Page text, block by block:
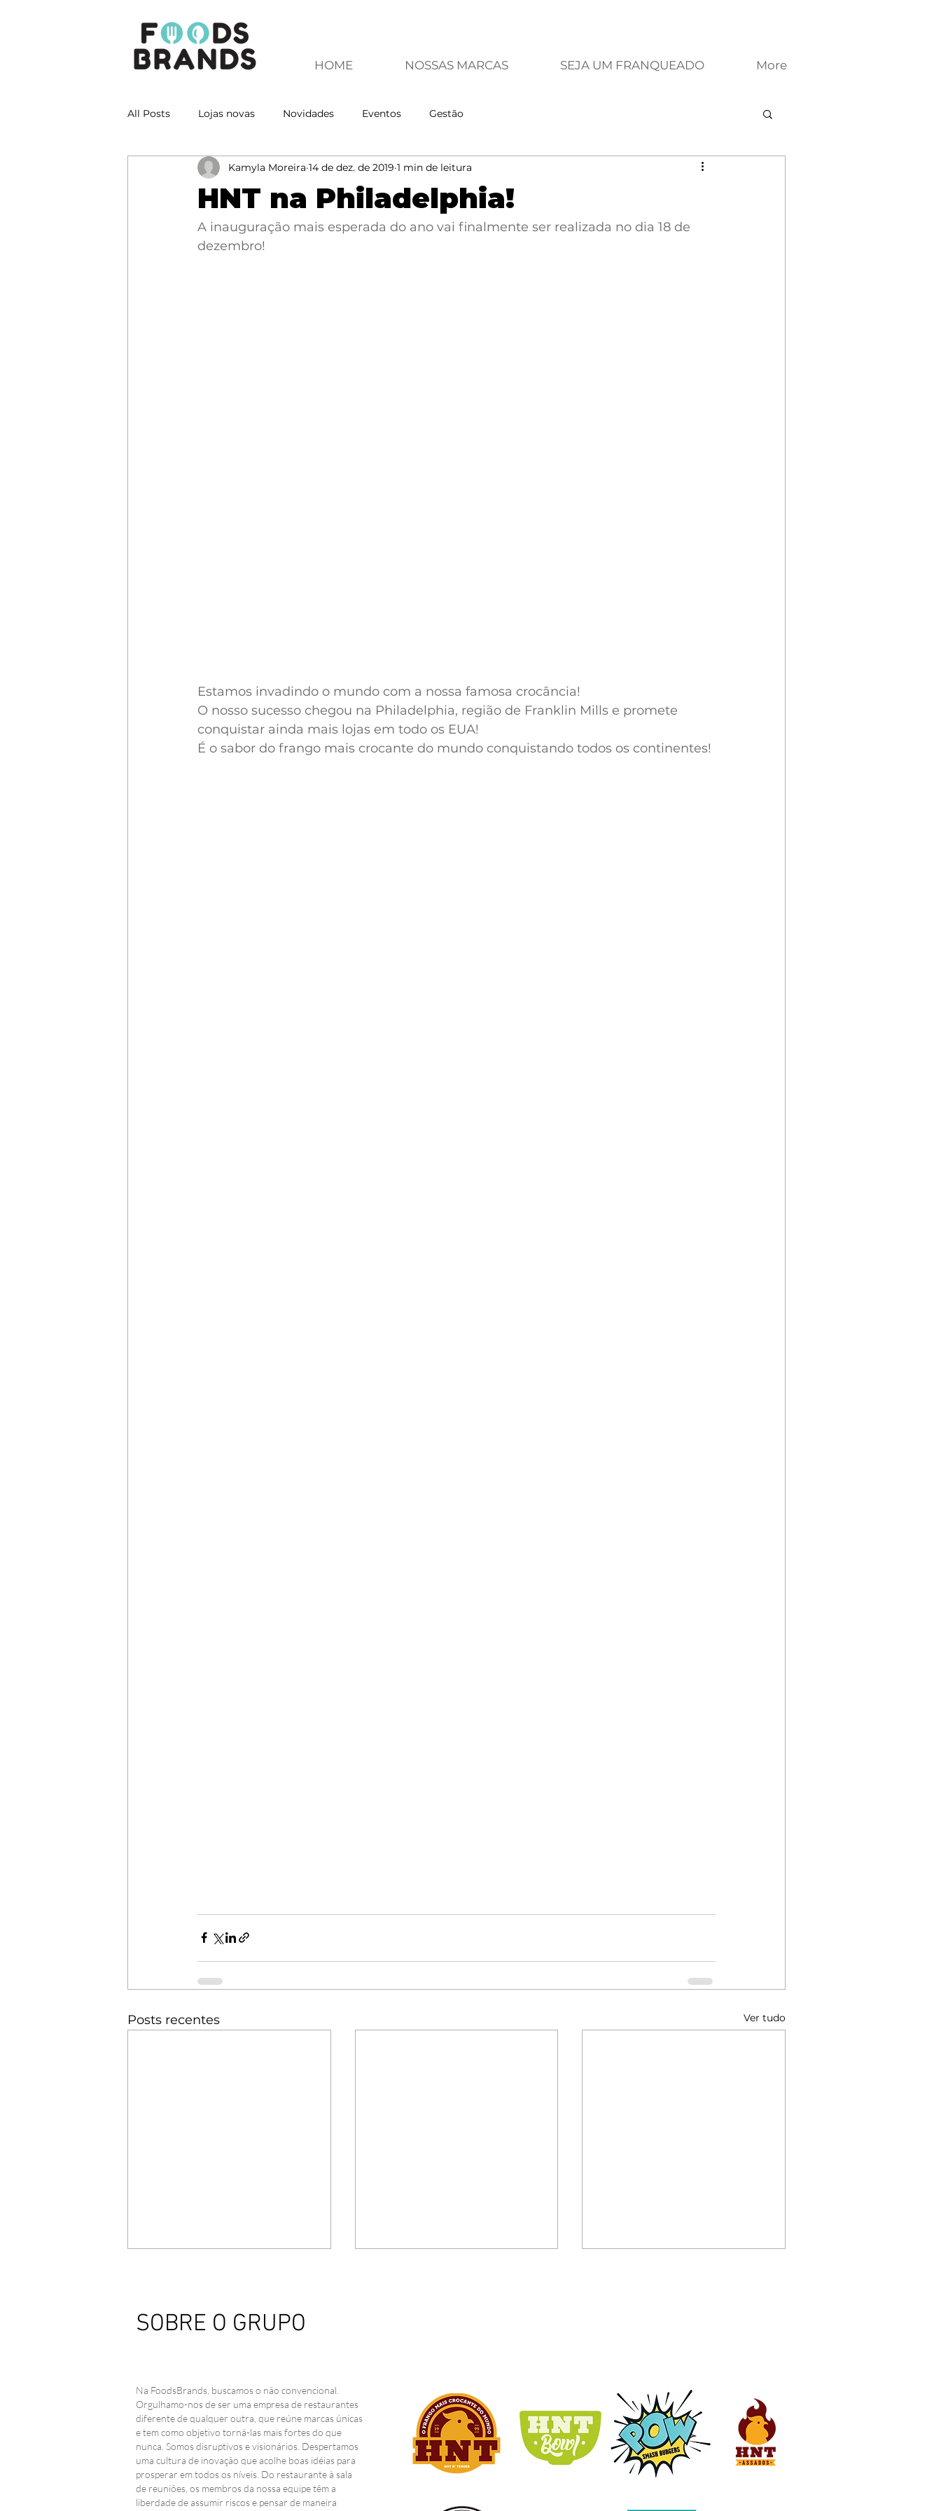
HOME NOSSAS MARCAS SEJA UM FRANQUEADO More
All Posts Lojas novas Novidades Eventos Gestão
HNT na Philadelphia!
Kamyla Moreira 14 de dez. de 2019 1 min de leitura
A inauguração mais esperada do ano vai finalmente ser realizada no dia 18 de
dezembro!
Estamos invadindo o mundo com a nossa famosa crocância!
O nosso sucesso chegou na Philadelphia, região de Franklin Mills e promete
conquistar ainda mais lojas em todo os EUA!
É o sabor do frango mais crocante do mundo conquistando todos os continentes!
Posts recentes Ver tudo
A Foods Brands Marca
Presença Na ABF Rio
2023!
Importância de Uma
Boa Sessão de Fotos
para Franquia de
Restaurante
HNT confirma presença
no THE TOWN EM SP
SOBRE O GRUPO
Na FoodsBrands, buscamos o não convencional.
Orgulhamo-nos de ser uma empresa de restaurantes
diferente de qualquer outra, que reúne marcas únicas
e tem como objetivo torná-las mais fortes do que
nunca. Somos disruptivos e visionários. Despertamos
uma cultura de inovação que acolhe boas idéias para
prosperar em todos os níveis. Do restaurante à sala
de reuniões, os membros da nossa equipe têm a
liberdade de assumir riscos e pensar de maneira